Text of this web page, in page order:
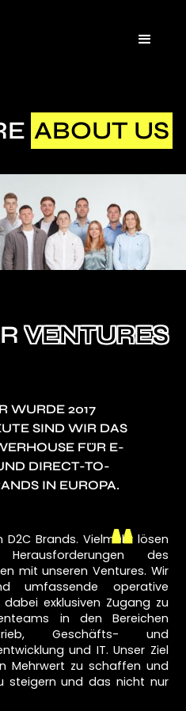
ABOUT US
VENTURES
WURDE 2017
SIND WIR DAS
FÜR E-
DIRECT-TO-
IN EUROPA."
Brands. Vielmehr lösen
des
mit unseren Ventures. Wir
umfassende operative
exklusiven Zugang zu
in den Bereichen
Geschäfts- und
und IT. Unser Ziel
Mehrwert zu schaffen und
steigern und das nicht nur